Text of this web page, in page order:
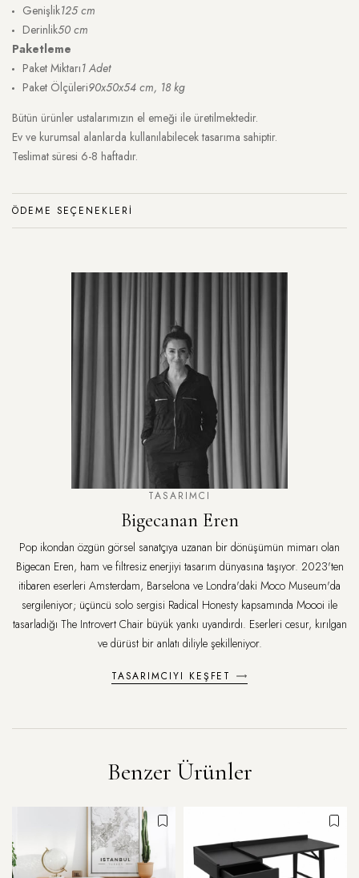
Genişlik125 cm
Derinlik50 cm
Paketleme
Paket Miktarı1 Adet
Paket Ölçüleri90x50x54 cm, 18 kg
Bütün ürünler ustalarımızın el emeği ile üretilmektedir.
Ev ve kurumsal alanlarda kullanılabilecek tasarıma sahiptir.
Teslimat süresi 6-8 haftadır.
ÖDEME SEÇENEKLERI
TASARIMCI
Bigecanan Eren
Pop ikondan özgün görsel sanatçıya uzanan bir dönüşümün mimarı olan
Bigecan Eren, ham ve filtresiz enerjiyi tasarım dünyasına taşıyor. 2023'ten
itibaren eserleri Amsterdam, Barselona ve Londra'daki Moco Museum'da
sergileniyor; üçüncü solo sergisi Radical Honesty kapsamında Moooi ile
tasarladığı The Introvert Chair büyük yankı uyandırdı. Eserleri cesur, kırılgan
ve dürüst bir anlatı diliyle şekilleniyor.
TASARIMCIYI KEŞFET
Benzer Ürünler